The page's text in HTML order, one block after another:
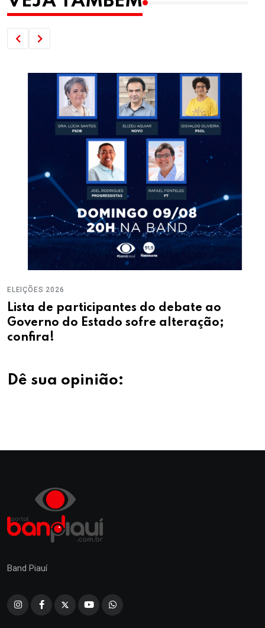
ELEIÇÕES 2026
Lista de participantes do debate ao
Governo do Estado sofre alteração;
confira!
Dê sua opinião:
Band Piauí